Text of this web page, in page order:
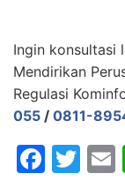
Ingin konsultasi
Mendirikan
Regulasi
055 / 0811-
F
T